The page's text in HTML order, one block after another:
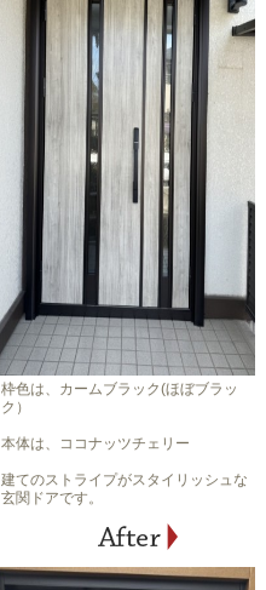
枠色は、カームブラック(ほぼブラッ
ク）
本体は、ココナッツチェリー
建てのストライプがスタイリッシュな
玄関ドアです。